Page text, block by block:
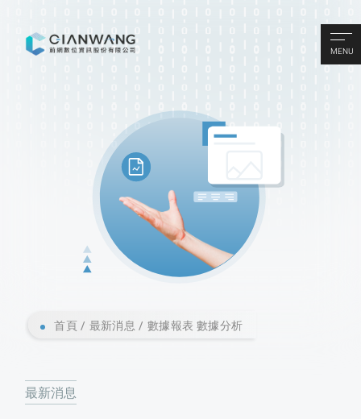
MENU
首頁 最新消息 數據報表 數據分析
最新消息